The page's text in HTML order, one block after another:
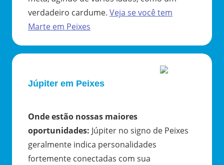
verdadeiro cardume. Veja se você tem
Marte em Peixes
Júpiter em Peixes
Onde estão nossas maiores
oportunidades: Júpiter no signo de Peixes
geralmente indica personalidades
fortemente conectadas com sua